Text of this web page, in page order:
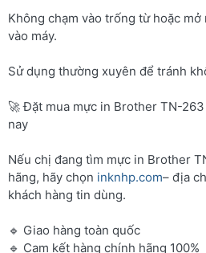
Không chạm vào trống từ hoặc
vào máy.
Sử dụng thường xuyên để tránh
🚀 Đặt mua mực in Brother TN-
nay
Nếu chị đang tìm mực in Brother
hãng, hãy chọn inknhp.com– địa
khách hàng tin dùng.
🔹 Giao hàng toàn quốc
🔹 Cam kết hàng chính hãng 100%